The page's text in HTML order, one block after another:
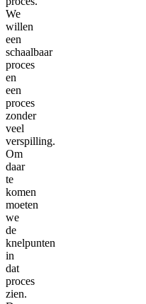
We
willen
een
schaalbaar
proces
en
een
proces
zonder
veel
verspilling.
Om
daar
te
komen
moeten
we
de
knelpunten
in
dat
proces
zien.